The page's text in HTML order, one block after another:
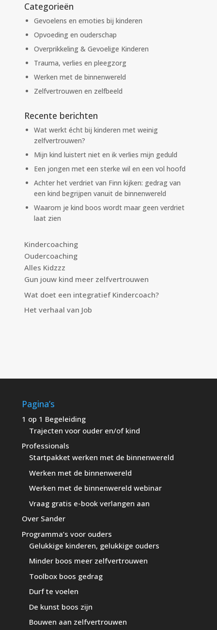
Categorieën
Gevoelens en emoties bij kinderen
Opvoeding en ouderschap
Overprikkeling & Gevoelige Kinderen
Trauma, verlies en pleegzorg
Werken met de binnenwereld
Zelfvertrouwen en zelfbeeld
Recente berichten
Wat werkt écht bij kinderen met weinig
zelfvertrouwen?
Mijn kind luistert niet en ik verlies mijn geduld
Een jongen met een sterke wil en een vol hoofd
Achter het verdriet van Finn kijken: gedrag van
een kind begrijpen vanuit de binnenwereld
Waarom je kind boos wordt maar geen verdriet
laat zien
Kindercoaching
Oudercoaching
Alles Kidzzz
Gun jouw kind meer zelfvertrouwen
Wat doet een integratief Kindercoach?
Het verhaal van Job
Pagina’s
1 op 1 Begeleiding
Trajecten voor ouder en/of kind
Professionals
Startpakket werken met de binnenwereld
Werken met de binnenwereld
Werken met de binnenwereld webinar
Vraag gratis e-book verlangen aan
Over Sander
Programma’s voor ouders
Gelukkige kinderen, gelukkige ouders
Minder boos meer zelfvertrouwen
Toolbox boos gedrag
Durf te voelen
De kunst boos zijn
Bouwen aan zelfvertrouwen